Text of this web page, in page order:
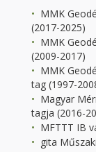
MMK
(2017-2025)
MMK
(2009-2017)
MMK
tag (1997-
Magyar
tagja (2016-
MFTTT IB
gita